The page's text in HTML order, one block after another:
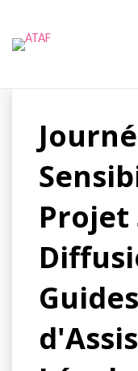
content
Projet
Guides